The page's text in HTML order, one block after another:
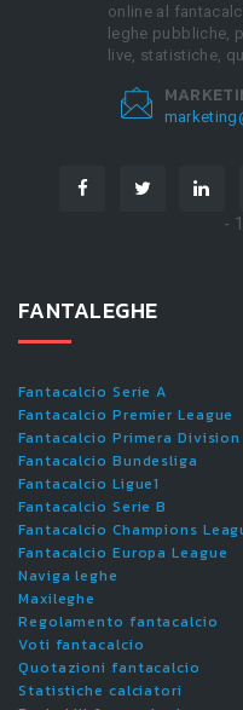
online al
leghe pubbliche,
live, statistiche,
-
FANTALEGHE
Fantacalcio Serie A
Fantacalcio Premier League
Fantacalcio Primera Division
Fantacalcio Bundesliga
Fantacalcio Ligue1
Fantacalcio Serie B
Fantacalcio Champions
Fantacalcio Europa League
Naviga leghe
Maxileghe
Regolamento fantacalcio
Voti fantacalcio
Quotazioni fantacalcio
Statistiche calciatori